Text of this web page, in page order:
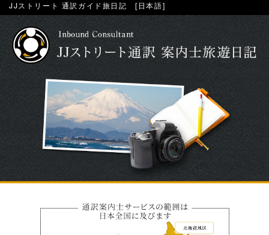
JJストリート 通訳ガイド旅日記 [日本語]